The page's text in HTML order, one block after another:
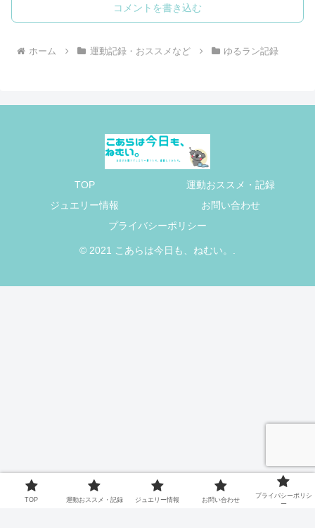
コメントを書き込む
ホーム 運動記録・おススメなど ゆるラン記録
TOP
運動おススメ・記録
ジュエリー情報
お問い合わせ
プライバシーポリシー
© 2021 こあらは今日も、ねむい。.
TOP 運動おススメ・記録 ジュエリー情報 お問い合わせ
プライバシーポリシ
ー